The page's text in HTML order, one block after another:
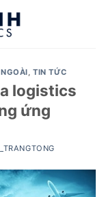
,TIN TỨC
logistics
ứng